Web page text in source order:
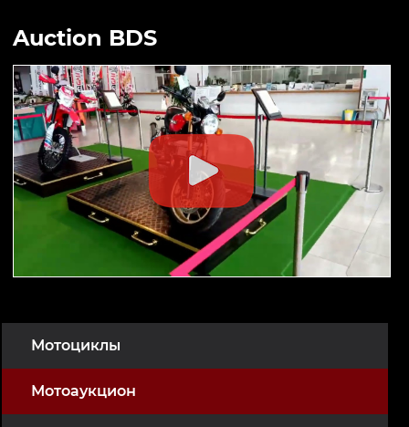
Мотоциклы
Мотоаукцион
Auction BDS